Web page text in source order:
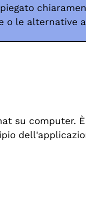
o le alternative
su computer.